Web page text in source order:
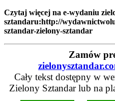
Czytaj więcej na e-wydaniu
sztandaru:http://
sztandar-zielony-sztandar
Zamów
Cały tekst dostępny w
Zielony Sztandar lub na